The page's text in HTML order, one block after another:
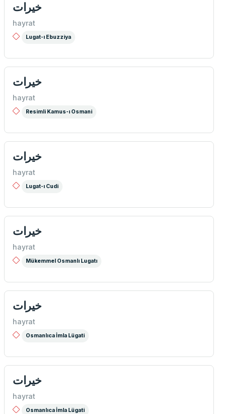
خیرات
hayrat
Lugat-ı Ebuzziya
خيرات
hayrat
Resimli Kamus-ı Osmani
خیرات
hayrat
Lugat-ı Cudi
خيرات
hayrat
Mükemmel Osmanlı Lugatı
خیرات
hayrat
Osmanlıca İmla Lügati
خيرات
hayrat
Osmanlıca İmla Lügati